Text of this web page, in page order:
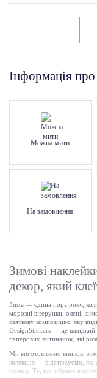
Інформація
Можна мити
На замовлення
Зимові
декор, який
Зима — єдина пора року,
морозні візерунки, олені,
святкову композицію, яку
DesignStickers — це швидкий
паперових витинанок, які
Ми виготовляємо вінілові
колекцію — відстежуємо, які
полиці. Те, що зібрано в